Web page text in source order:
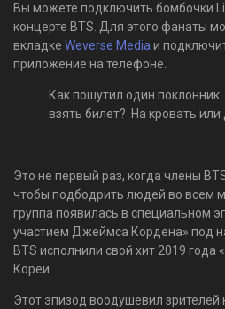
Вы можете подключить бомбочки
концерте BTS. Для этого фанаты
вкладке Weverse Mediaи
приложение на телефоне.
Как пошутил один
взять билет? На кровать или
Это не первый раз, когда члены
чтобы подбодрить людей во всем
группа появилась в специальном
участием Джеймса Кордена» под
BTS исполнили свой хит 2019 года
Кореи.
Этот эпизод воодушевил зрителей